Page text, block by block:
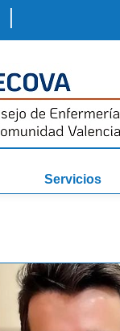
|
Servicios